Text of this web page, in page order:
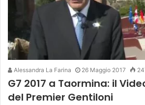
Alessandra La Farina 26 Maggio 2017
G7 2017 a Taormina: il
del Premier Gentiloni